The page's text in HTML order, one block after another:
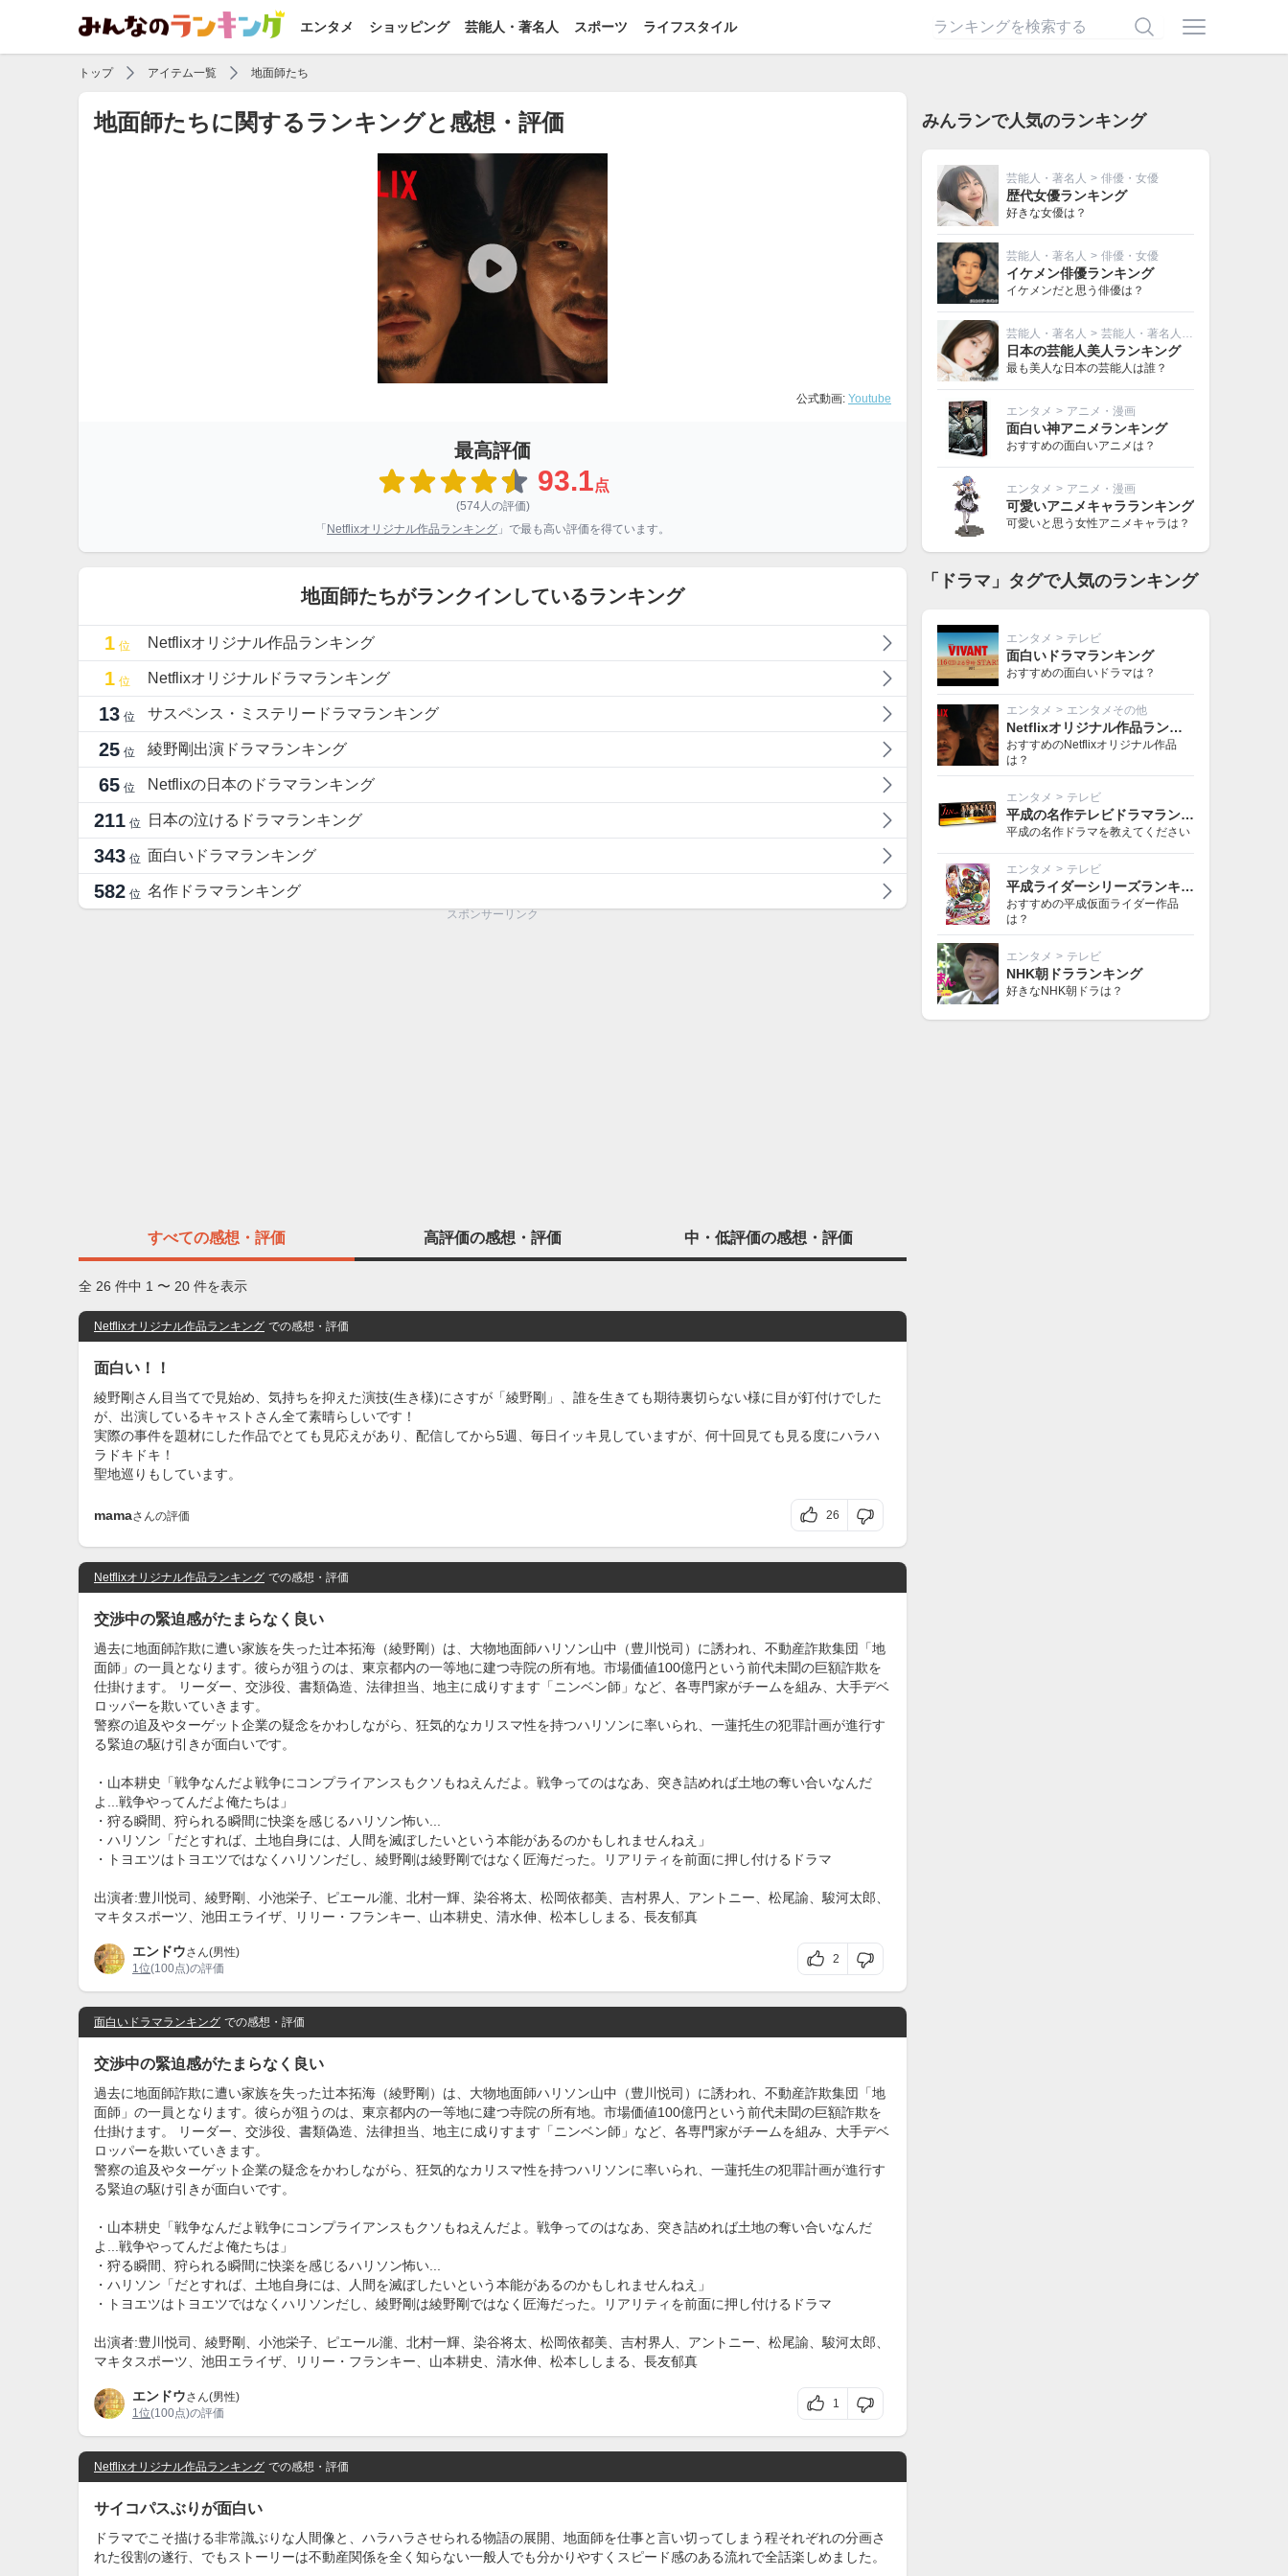
エンタメ ショッピング 芸能人・著名人 スポーツ ライフスタイル
トップ アイテム一覧 地面師たち
地面師たちに関するランキングと感想・評価
公式動画: Youtube
最高評価
93.1点
(574人の評価)
「 Netflixオリジナル作品ランキング 」で最も高い評価を得ています。
地面師たちがランクインしているランキング
1 位 Netflixオリジナル作品ランキング
1 位 Netflixオリジナルドラマランキング
13 位 サスペンス・ミステリードラマランキング
25 位 綾野剛出演ドラマランキング
65 位 Netflixの日本のドラマランキング
211 位 日本の泣けるドラマランキング
343 位 面白いドラマランキング
582 位 名作ドラマランキング
スポンサーリンク
すべての感想・評価 高評価の感想・評価 中・低評価の感想・評価
全 26 件中 1 〜 20 件を表示
Netflixオリジナル作品ランキング での感想・評価
面白い！！
綾野剛さん目当てで見始め、気持ちを抑えた演技(生き様)にさすが「綾野剛」、誰を生きても期待裏切らない様に目が釘付けでした
が、出演しているキャストさん全て素晴らしいです！
実際の事件を題材にした作品でとても見応えがあり、配信してから5週、毎日イッキ見していますが、何十回見ても見る度にハラハ
ラドキドキ！
聖地巡りもしています。
mamaさんの評価 26
Netflixオリジナル作品ランキング での感想・評価
交渉中の緊迫感がたまらなく良い
過去に地面師詐欺に遭い家族を失った辻本拓海（綾野剛）は、大物地面師ハリソン山中（豊川悦司）に誘われ、不動産詐欺集団「地
面師」の一員となります。彼らが狙うのは、東京都内の一等地に建つ寺院の所有地。市場価値100億円という前代未聞の巨額詐欺を
仕掛けます。 リーダー、交渉役、書類偽造、法律担当、地主に成りすます「ニンベン師」など、各専門家がチームを組み、大手デベ
ロッパーを欺いていきます。
警察の追及やターゲット企業の疑念をかわしながら、狂気的なカリスマ性を持つハリソンに率いられ、一蓮托生の犯罪計画が進行す
る緊迫の駆け引きが面白いです。
・山本耕史「戦争なんだよ戦争にコンプライアンスもクソもねえんだよ。戦争ってのはなあ、突き詰めれば土地の奪い合いなんだ
よ...戦争やってんだよ俺たちは」
・狩る瞬間、狩られる瞬間に快楽を感じるハリソン怖い...
・ハリソン「だとすれば、土地自身には、人間を滅ぼしたいという本能があるのかもしれませんねえ」
・トヨエツはトヨエツではなくハリソンだし、綾野剛は綾野剛ではなく匠海だった。リアリティを前面に押し付けるドラマ
出演者:豊川悦司、綾野剛、小池栄子、ピエール瀧、北村一輝、染谷将太、松岡依都美、吉村界人、アントニー、松尾諭、駿河太郎、
マキタスポーツ、池田エライザ、リリー・フランキー、山本耕史、清水伸、松本ししまる、長友郁真
エンドウさん(男性)
1位(100点)の評価
2
面白いドラマランキング での感想・評価
交渉中の緊迫感がたまらなく良い
過去に地面師詐欺に遭い家族を失った辻本拓海（綾野剛）は、大物地面師ハリソン山中（豊川悦司）に誘われ、不動産詐欺集団「地
面師」の一員となります。彼らが狙うのは、東京都内の一等地に建つ寺院の所有地。市場価値100億円という前代未聞の巨額詐欺を
仕掛けます。 リーダー、交渉役、書類偽造、法律担当、地主に成りすます「ニンベン師」など、各専門家がチームを組み、大手デベ
ロッパーを欺いていきます。
警察の追及やターゲット企業の疑念をかわしながら、狂気的なカリスマ性を持つハリソンに率いられ、一蓮托生の犯罪計画が進行す
る緊迫の駆け引きが面白いです。
・山本耕史「戦争なんだよ戦争にコンプライアンスもクソもねえんだよ。戦争ってのはなあ、突き詰めれば土地の奪い合いなんだ
よ...戦争やってんだよ俺たちは」
・狩る瞬間、狩られる瞬間に快楽を感じるハリソン怖い...
・ハリソン「だとすれば、土地自身には、人間を滅ぼしたいという本能があるのかもしれませんねえ」
・トヨエツはトヨエツではなくハリソンだし、綾野剛は綾野剛ではなく匠海だった。リアリティを前面に押し付けるドラマ
出演者:豊川悦司、綾野剛、小池栄子、ピエール瀧、北村一輝、染谷将太、松岡依都美、吉村界人、アントニー、松尾諭、駿河太郎、
マキタスポーツ、池田エライザ、リリー・フランキー、山本耕史、清水伸、松本ししまる、長友郁真
エンドウさん(男性)
1位(100点)の評価
1
Netflixオリジナル作品ランキング での感想・評価
サイコパスぶりが面白い
ドラマでこそ描ける非常識ぶりな人間像と、ハラハラさせられる物語の展開、地面師を仕事と言い切ってしまう程それぞれの分画さ
れた役割の遂行、でもストーリーは不動産関係を全く知らない一般人でも分かりやすくスピード感のある流れで全話楽しめました。
みんランで人気のランキング
芸能人・著名人 > 俳優・女優
歴代女優ランキング
好きな女優は？
芸能人・著名人 > 俳優・女優
イケメン俳優ランキング
イケメンだと思う俳優は？
芸能人・著名人 > 芸能人・著名人その他
日本の芸能人美人ランキング
最も美人な日本の芸能人は誰？
エンタメ > アニメ・漫画
面白い神アニメランキング
おすすめの面白いアニメは？
エンタメ > アニメ・漫画
可愛いアニメキャラランキング
可愛いと思う女性アニメキャラは？
「ドラマ」タグで人気のランキング
エンタメ > テレビ
面白いドラマランキング
おすすめの面白いドラマは？
エンタメ > エンタメその他
Netflixオリジナル作品ランキング
おすすめのNetflixオリジナル作品
は？
エンタメ > テレビ
平成の名作テレビドラマランキング
平成の名作ドラマを教えてください
エンタメ > テレビ
平成ライダーシリーズランキング
おすすめの平成仮面ライダー作品
は？
エンタメ > テレビ
NHK朝ドラランキング
好きなNHK朝ドラは？